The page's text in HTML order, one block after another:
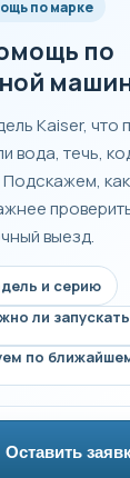
по марке
по
Kaiser, что
вода, течь,
выезд.
и серию
ли
по
Оставить